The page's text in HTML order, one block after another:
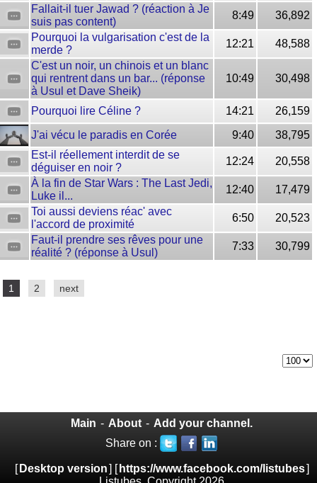
Fallait-il tuer Jawad ? (réaction à Je
suis pas content)
8:49
36,892
Pourquoi la vulgarisation c'est de la
merde ?
12:21
48,588
C'est un noir, un chinois et un blanc
qui rentrent dans un bar... (réponse
à Usul et Dave Sheik)
10:49 30,498
Pourquoi lire Céline ? 14:21
26,159
J'ai vécu le paradis en Corée
9:40
38,795
Est-il réellement interdit de se
déguiser en noir ?
12:24
20,558
À la fin de Star Wars : The Last Jedi,
Luke il...
12:40
17,479
Toi aussi deviens réac' avec
l'accord de proximité
6:50
20,523
Faut-il prendre ses rêves pour une
réalité ? (réponse à Usul)
7:33 30,799
1 2 next
Main - About - Add your channel.
Share on :
[ Desktop version] [ https://www.facebook.com/listubes]